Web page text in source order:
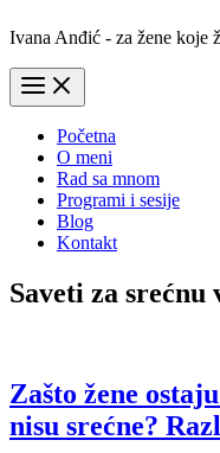
Ivana Anđić - za žene koje
Početna
O meni
Rad sa mnom
Programi i sesije
Blog
Kontakt
Saveti za srećnu
Zašto žene
nisu srećne?